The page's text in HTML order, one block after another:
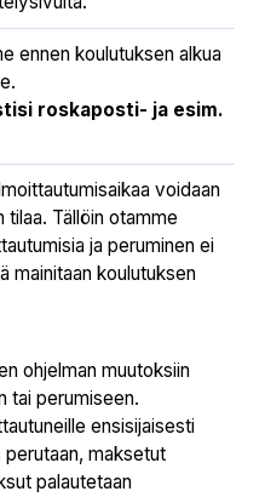
ennen koulutuksen alkua
roskaposti- ja esim.
voidaan
tilaa. Tällöin otamme
ja peruminen ei
mainitaan koulutuksen
ohjelman muutoksiin
tai perumiseen.
ensisijaisesti
maksetut
palautetaan